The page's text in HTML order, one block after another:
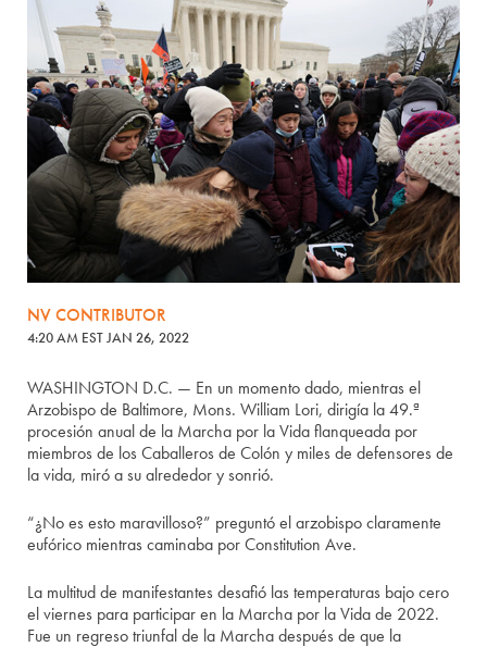
NV CONTRIBUTOR
4:20 AM EST JAN 26, 2022
WASHINGTON D.C. — En un momento dado, mientras el
Arzobispo de Baltimore, Mons. William Lori, dirigía la 49.ª
procesión anual de la Marcha por la Vida flanqueada por
miembros de los Caballeros de Colón y miles de defensores de
la vida, miró a su alrededor y sonrió.
“¿No es esto maravilloso?” preguntó el arzobispo claramente
eufórico mientras caminaba por Constitution Ave.
La multitud de manifestantes desafió las temperaturas bajo cero
el viernes para participar en la Marcha por la Vida de 2022.
Fue un regreso triunfal de la Marcha después de que la